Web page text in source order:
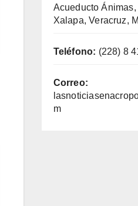
Acueducto Ánimas,
Xalapa, Veracruz,
Teléfono: (228) 8
Correo:
m